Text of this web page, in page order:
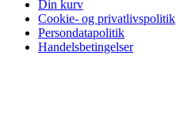
Din kurv
Cookie- og privatlivspolitik
Persondatapolitik
Handelsbetingelser